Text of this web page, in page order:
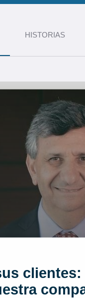
HISTORIAS
clientes: